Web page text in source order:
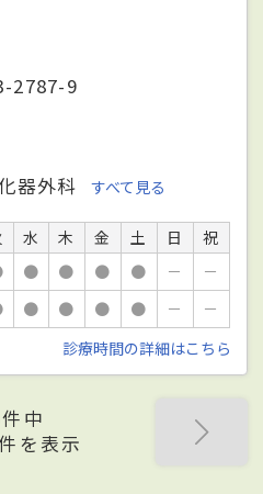
2787-9
器外科 すべて見る
水 木 金 土 日
祝
● ● ● ● －
－
● ● ● ● －
－
診療時間の詳細はこちら
中
を表示